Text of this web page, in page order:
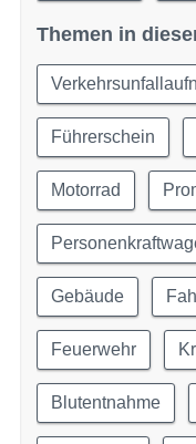
Themen in
Führerschein
Motorrad
Gebäude
Feuerwehr
Blutentnahme